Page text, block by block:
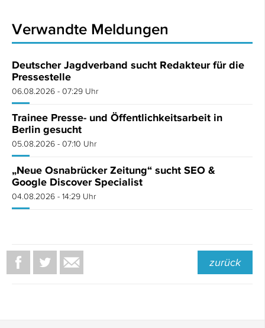
Verwandte Meldungen
Deutscher Jagdverband sucht Redakteur für die
Pressestelle
06.08.2026 - 07:29 Uhr
Trainee Presse- und Öffentlichkeitsarbeit in
Berlin gesucht
05.08.2026 - 07:10 Uhr
„Neue Osnabrücker Zeitung“ sucht SEO &
Google Discover Specialist
04.08.2026 - 14:29 Uhr
zurück